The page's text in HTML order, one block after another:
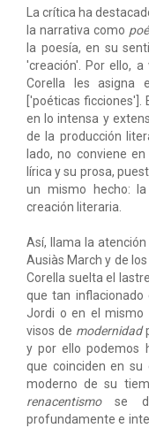
La crítica ha
la narrativa como
la poesía, en su
'creación'. Por ello,
Corella les asigna
['poéticas ficciones'].
en lo intensa y
de la producción
lado, no conviene
lírica y su prosa,
un mismo hecho:
creación literaria.
Así, llama la
Ausiàs March y de
Corella suelta el
que tan
Jordi o en el mismo
visos de modernidad
y por ello podemos
que coinciden en su
moderno de su
renacentismose
profundamente e